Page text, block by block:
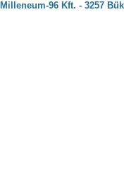
Milleneum-96 Kft. - 3257